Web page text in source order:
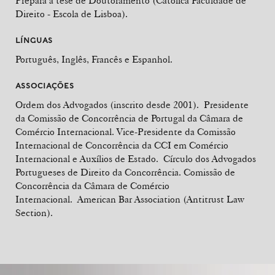
Direito - Escola de Lisboa).
LÍNGUAS
Português, Inglês, Francês e Espanhol.
ASSOCIAÇÕES
Ordem dos Advogados (inscrito desde 2001). Presidente
da Comissão de Concorrência de Portugal da Câmara de
Comércio Internacional. Vice-Presidente da Comissão
Internacional de Concorrência da CCI em Comércio
Internacional e Auxílios de Estado. Círculo dos Advogados
Portugueses de Direito da Concorrência. Comissão de
Concorrência da Câmara de Comércio
Internacional. American Bar Association (Antitrust Law
Section).